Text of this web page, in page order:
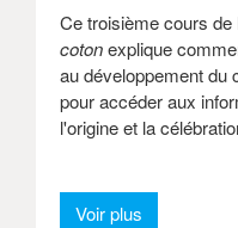
Ce troisième cours de
cotonexplique
au développement du
pour accéder aux
l'origine et la
Voir plus